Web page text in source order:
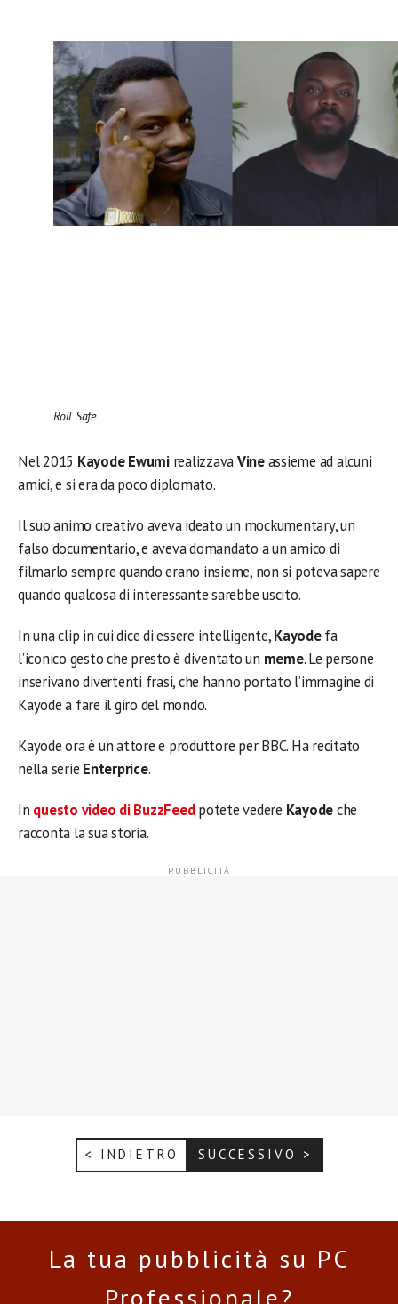
Roll Safe
Nel 2015 Kayode Ewumi realizzavaVineassieme ad alcuni
amici, e si era da poco diplomato.
Il suo animo creativo aveva ideato un mockumentary, un
falso documentario, e aveva domandato a un amico di
filmarlo sempre quando erano insieme, non si poteva sapere
quando qualcosa di interessante sarebbe uscito.
In una clip in cui dice di essere intelligente,Kayodefa
l’iconico gesto che presto è diventato un meme. Le persone
inserivano divertenti frasi, che hanno portato l’immagine di
Kayode a fare il giro del mondo.
Kayode ora è un attore e produttore per BBC. Ha recitato
nella serie Enterprice.
In questo video di BuzzFeedpotete vedere Kayodeche
racconta la sua storia.
< INDIETRO SUCCESSIVO >
La tua pubblicità su PC
Professionale?